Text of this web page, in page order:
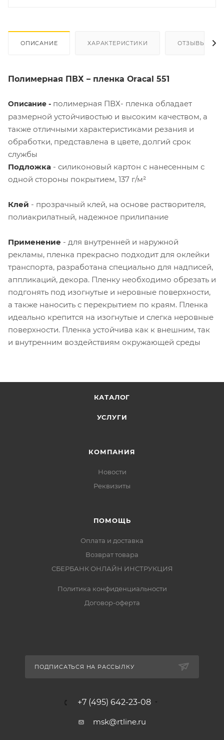
ОПИСАНИЕ ХАРАКТЕРИСТИКИ ОТЗЫВЫ
Полимерная ПВХ – пленка Oracal 551
Описание - полимерная ПВХ- пленка обладает
размерной устойчивостью и высоким качеством, а
также отличными характеристиками резания и
обработки, представлена в цвете, долгий срок
службы
Подложка - силиконовый картон с нанесенным с
одной стороны покрытием, 137 г/м²
Клей - прозрачный клей, на основе растворителя,
полиакрилатный, надежное прилипание
Применение - для внутренней и наружной
рекламы, пленка прекрасно подходит для оклейки
транспорта, разработана специально для надписей,
аппликаций, декора. Пленку необходимо обрезать и
подгонять под изогнутые и неровные поверхности,
а также наносить с перекрытием по краям. Пленка
идеально крепится на изогнутые и слегка неровные
поверхности. Пленка устойчива как к внешним, так
и внутренним воздействиям окружающей среды
КАТАЛОГ
УСЛУГИ
КОМПАНИЯ
Новости
Реквизиты
ПОМОЩЬ
Оплата и доставка
Возврат товара
СБЕРБАНК ОНЛАЙН ИНСТРУКЦИЯ
Политика конфиденциальности
Договор-оферта
ПОДПИСАТЬСЯ НА РАССЫЛКУ
+7 (495) 642-23-08
msk@rtline.ru